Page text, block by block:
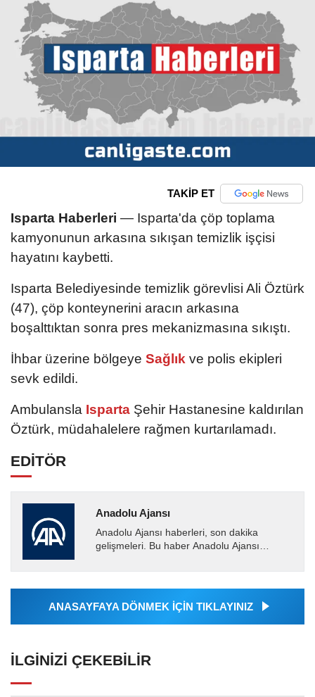
TAKİP ET
Isparta Haberleri — Isparta'da çöp toplama
kamyonunun arkasına sıkışan temizlik işçisi
hayatını kaybetti.
Isparta Belediyesinde temizlik görevlisi Ali Öztürk
(47), çöp konteynerini aracın arkasına
boşalttıktan sonra pres mekanizmasına sıkıştı.
İhbar üzerine bölgeye Sağlık ve polis ekipleri
sevk edildi.
Ambulansla Isparta Şehir Hastanesine kaldırılan
Öztürk, müdahalelere rağmen kurtarılamadı.
EDİTÖR
Anadolu Ajansı
Anadolu Ajansı haberleri, son dakika
gelişmeleri. Bu haber Anadolu Ajansı
tarafından geçilen tüm...
ANASAYFAYA DÖNMEK İÇİN TIKLAYINIZ
İLGINIZI ÇEKEBILIR